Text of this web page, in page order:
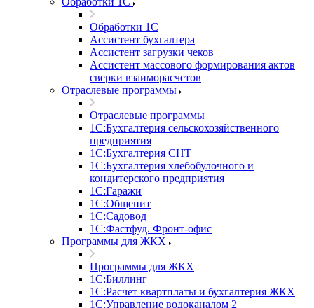
Обработки 1С
Ассистент бухгалтера
Ассистент загрузки чеков
Ассистент массового формирования актов
сверки взаиморасчетов
Отраслевые программы
Отраслевые программы
1С:Бухгалтерия сельскохозяйственного
предприятия
1С:Бухгалтерия СНТ
1С:Бухгалтерия хлебобулочного и
кондитерского предприятия
1С:Гаражи
1С:Общепит
1С:Садовод
1С:Фастфуд. Фронт-офис
Программы для ЖКХ
Программы для ЖКХ
1С:Биллинг
1С:Расчет квартплаты и бухгалтерия ЖКХ
1С:Управление водоканалом 2